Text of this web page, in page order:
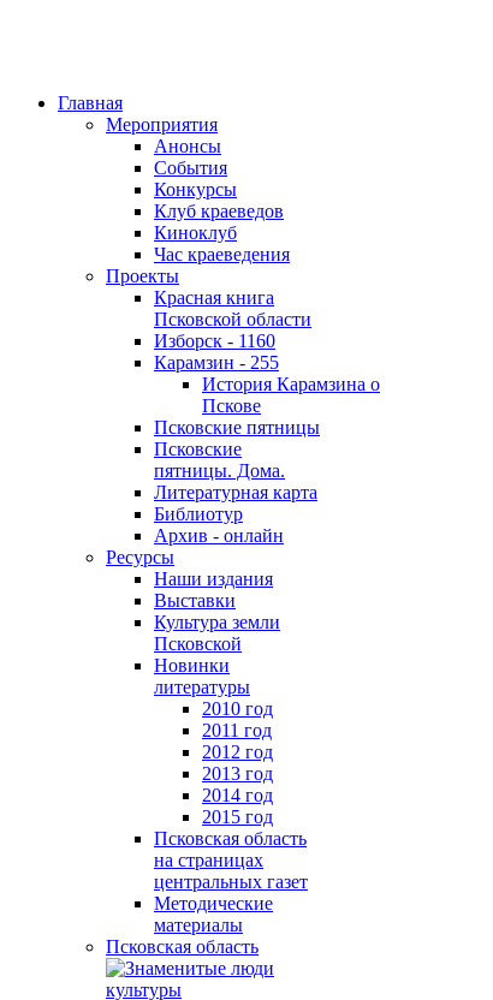
Главная
Мероприятия
Анонсы
События
Конкурсы
Клуб краеведов
Киноклуб
Час краеведения
Проекты
Красная книга
Псковской области
Изборск - 1160
Карамзин - 255
История Карамзина о
Пскове
Псковские пятницы
Псковские
пятницы. Дома.
Литературная карта
Библиотур
Архив - онлайн
Ресурсы
Наши издания
Выставки
Культура земли
Псковской
Новинки
литературы
2010 год
2011 год
2012 год
2013 год
2014 год
2015 год
Псковская область
на страницах
центральных газет
Методические
материалы
Псковская область